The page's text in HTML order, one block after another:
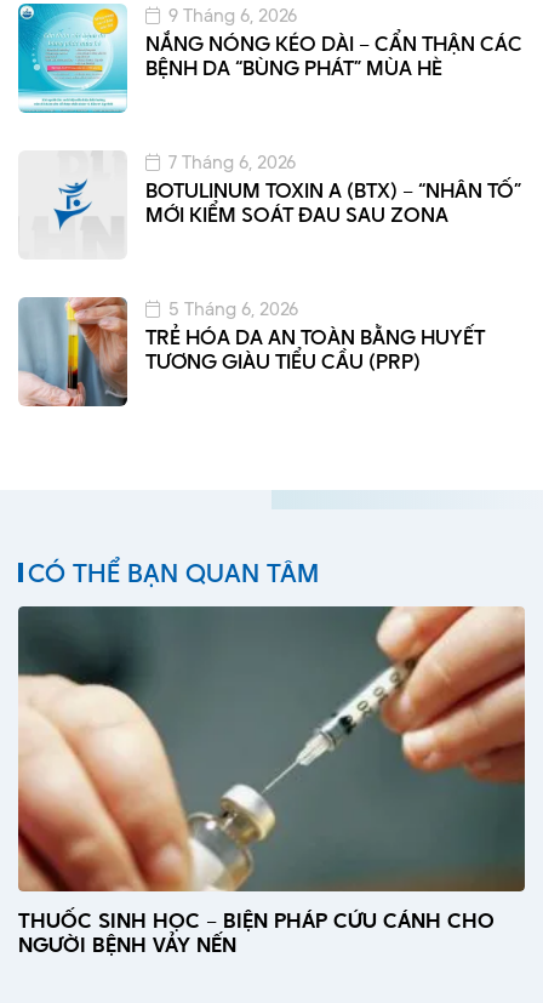
NẮNG NÓNG KÉO DÀI – CẨN THẬN CÁC
BỆNH DA “BÙNG PHÁT” MÙA HÈ
9 Tháng 6, 2026
BOTULINUM TOXIN A (BTX) – “NHÂN TỐ”
MỚI KIỂM SOÁT ĐAU SAU ZONA
7 Tháng 6, 2026
TRẺ HÓA DA AN TOÀN BẰNG HUYẾT
TƯƠNG GIÀU TIỂU CẦU (PRP)
5 Tháng 6, 2026
CÓ THỂ BẠN QUAN TÂM
THUỐC SINH HỌC – BIỆN PHÁP CỨU CÁNH CHO
NGƯỜI BỆNH VẢY NẾN